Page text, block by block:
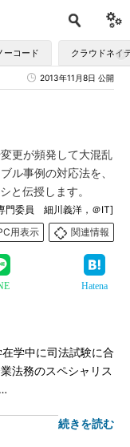
ーコード クラウドネイ
2013年11月8日 公開
更が頻発して大混乱
ル事例の対応法を、
と伝授します。
門委員 細川義洋，＠IT]
用表示
関連情報
Hatena
学中に司法試験に合
法務のスペシャリス
続きを読む